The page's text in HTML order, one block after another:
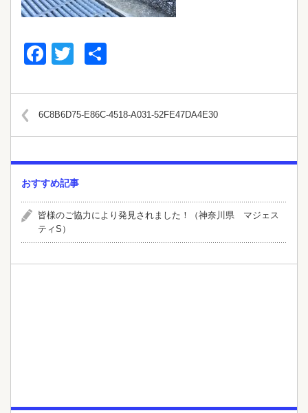
Facebook
Twitter
6C8B6D75-E86C-4518-A031-52FE47DA4E30
おすすめ記事
皆様のご協力により発見されました！（神奈川県 マジェス
ティS）